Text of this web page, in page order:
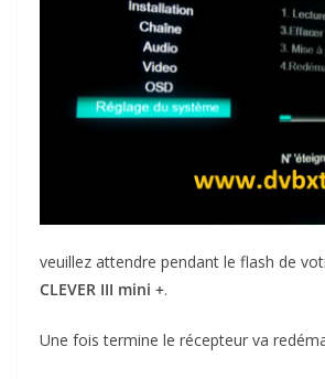
veuillez attendre pendant le flash de
CLEVER III mini +.
Une fois termine le récepteur va